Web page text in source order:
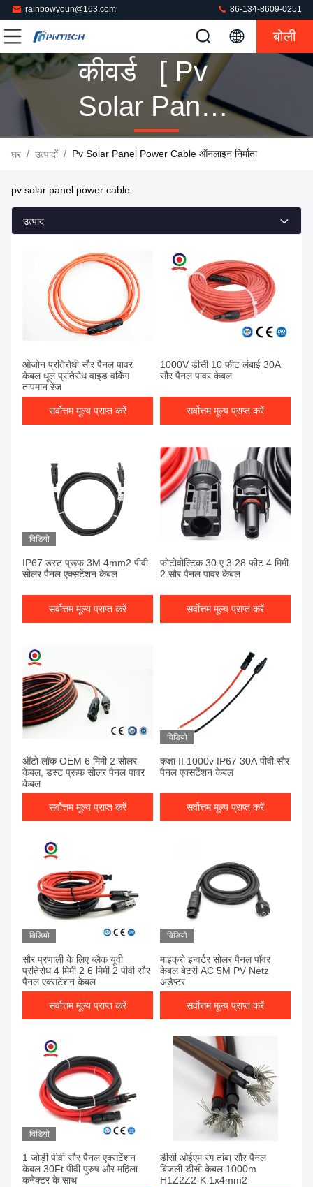
rainbowyoun@163.com 86-134-8609-0251
बोली
कीवर्ड [ Pv
Solar Panel
Power
मिलान 160
उत्पादों
घर / उत्पादों / Pv Solar Panel Power Cable ऑनलाइन निर्माता
pv solar panel power cable
उत्पाद
ओजोन प्रतिरोधी सौर पैनल पावर
केबल धूल प्रतिरोध वाइड वर्किंग
तापमान रेंज
सर्वोत्तम मूल्य प्राप्त करें
1000V डीसी 10 फीट लंबाई 30A
सौर पैनल पावर केबल
सर्वोत्तम मूल्य प्राप्त करें
विडियो
IP67 डस्ट प्रूफ 3M 4mm2 पीवी
सोलर पैनल एक्सटेंशन केबल
सर्वोत्तम मूल्य प्राप्त करें
फोटोवोल्टिक 30 ए 3.28 फीट 4 मिमी
2 सौर पैनल पावर केबल
सर्वोत्तम मूल्य प्राप्त करें
ऑटो लॉक OEM 6 मिमी 2 सोलर
केबल, डस्ट प्रूफ सोलर पैनल पावर
केबल
सर्वोत्तम मूल्य प्राप्त करें
विडियो
कक्षा II 1000v IP67 30A पीवी सौर
पैनल एक्सटेंशन केबल
सर्वोत्तम मूल्य प्राप्त करें
विडियो
सौर प्रणाली के लिए ब्लैक यूवी
प्रतिरोध 4 मिमी 2 6 मिमी 2 पीवी सौर
पैनल एक्सटेंशन केबल
सर्वोत्तम मूल्य प्राप्त करें
विडियो
माइक्रो इन्वर्टर सोलर पैनल पॉवर
केबल बेटरी AC 5M PV Netz
अडैप्टर
सर्वोत्तम मूल्य प्राप्त करें
विडियो
1 जोड़ी पीवी सौर पैनल एक्सटेंशन
केबल 30Ft पीवी पुरुष और महिला
कनेक्टर के साथ
डीसी ओईएम रंग तांबा सौर पैनल
बिजली डीसी केबल 1000m
H1Z2Z2-K 1x4mm2